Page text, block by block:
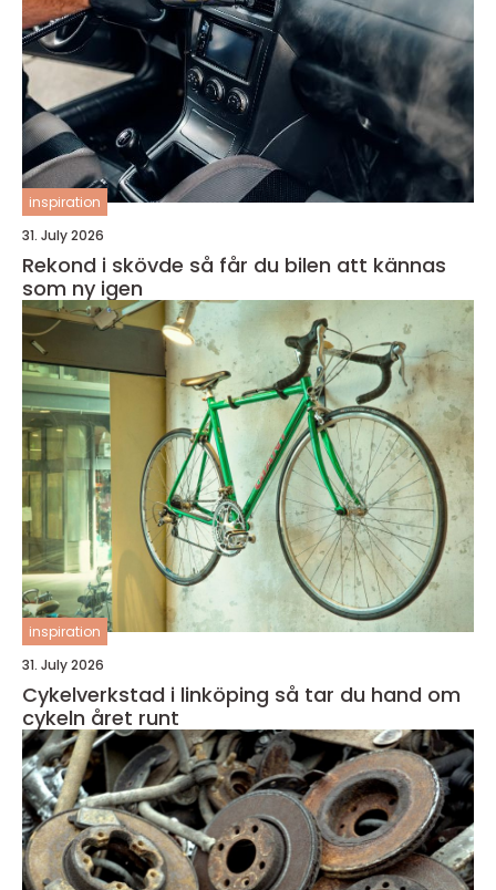
inspiration
31. July 2026
Rekond i skövde så får du bilen att kännas
som ny igen
inspiration
31. July 2026
Cykelverkstad i linköping så tar du hand om
cykeln året runt